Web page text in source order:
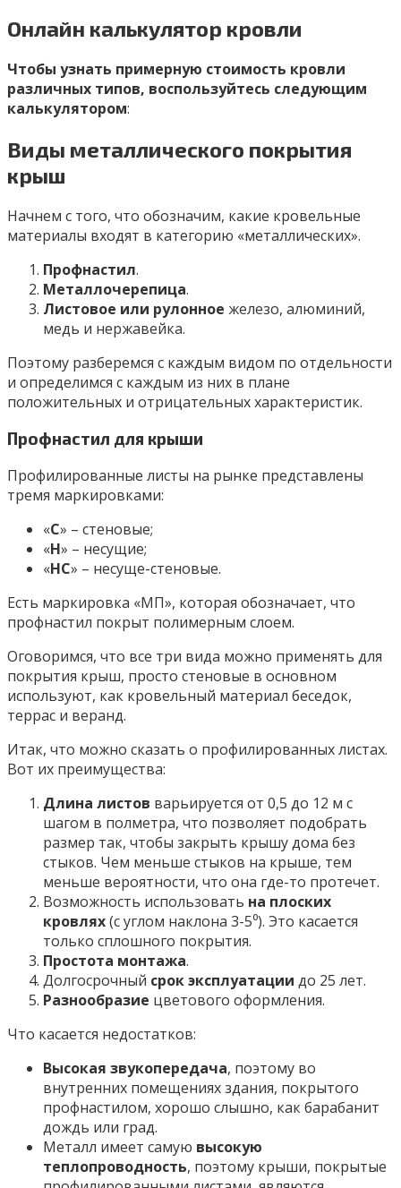
Онлайн калькулятор кровли
Чтобы узнать примерную стоимость кровли
различных типов, воспользуйтесь следующим
калькулятором:
Виды металлического покрытия
крыш
Начнем с того, что обозначим, какие кровельные
материалы входят в категорию «металлических».
Профнастил.
Металлочерепица.
Листовое или рулонное железо, алюминий,
медь и нержавейка.
Поэтому разберемся с каждым видом по отдельности
и определимся с каждым из них в плане
положительных и отрицательных характеристик.
Профнастил для крыши
Профилированные листы на рынке представлены
тремя маркировками:
«С» – стеновые;
«Н» – несущие;
«НС» – несуще-стеновые.
Есть маркировка «МП», которая обозначает, что
профнастил покрыт полимерным слоем.
Оговоримся, что все три вида можно применять для
покрытия крыш, просто стеновые в основном
используют, как кровельный материал беседок,
террас и веранд.
Итак, что можно сказать о профилированных листах.
Вот их преимущества:
Длина листов варьируется от 0,5 до 12 м с
шагом в полметра, что позволяет подобрать
размер так, чтобы закрыть крышу дома без
стыков. Чем меньше стыков на крыше, тем
меньше вероятности, что она где-то протечет.
Возможность использовать на плоских
кровлях(с углом наклона 3-5⁰). Это касается
только сплошного покрытия.
Простота монтажа.
Долгосрочный срок эксплуатации до 25 лет.
Разнообразие цветового оформления.
Что касается недостатков:
Высокая звукопередача, поэтому во
внутренних помещениях здания, покрытого
профнастилом, хорошо слышно, как барабанит
дождь или град.
Металл имеет самую высокую
теплопроводность, поэтому крыши, покрытые